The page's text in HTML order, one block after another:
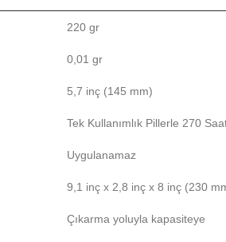
220 gr
0,01 gr
5,7 inç (145 mm)
Tek Kullanımlık Pillerle 270
Uygulanamaz
9,1 inç x 2,8 inç x 8 inç (230
Çıkarma yoluyla kapasiteye